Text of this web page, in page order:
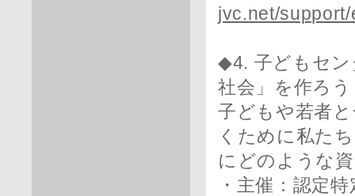
jvc.net/
◆4. 子どもセン
社会」を作ろう
子どもや若者
くために私た
にどのような
・主催：認定